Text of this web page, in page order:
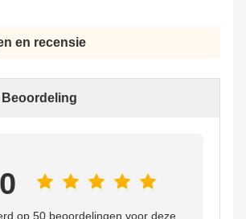
en recensie
op 50 beoordelingen voor deze